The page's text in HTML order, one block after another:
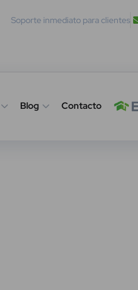
Soporte inmediato para clientes
Blog Contacto